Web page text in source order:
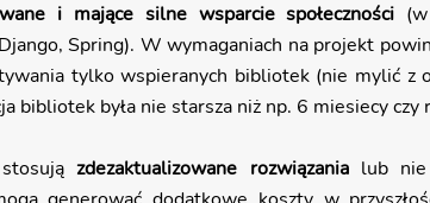
i mające silne wsparcie społeczności
Spring). W wymaganiach na projekt
tylko wspieranych bibliotek (nie mylić z
bibliotek była nie starsza niż np. 6 miesiecy czy
zdezaktualizowane rozwiązania lub nie